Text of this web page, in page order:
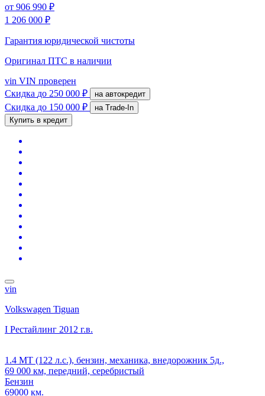
от 906 990 ₽
1 206 000 ₽
Гарантия юридической чистоты
Оригинал ПТС в наличии
vin VIN проверен
Скидка до 250 000 ₽ на автокредит
Скидка до 150 000 ₽
на Trade-In
Купить в кредит
vin
Volkswagen Tiguan
I Рестайлинг 2012 г.в.
1.4 MT (122 л.с.), бензин, механика, внедорожник 5д.,
69 000 км, передний, серебристый
Бензин
69000 км.